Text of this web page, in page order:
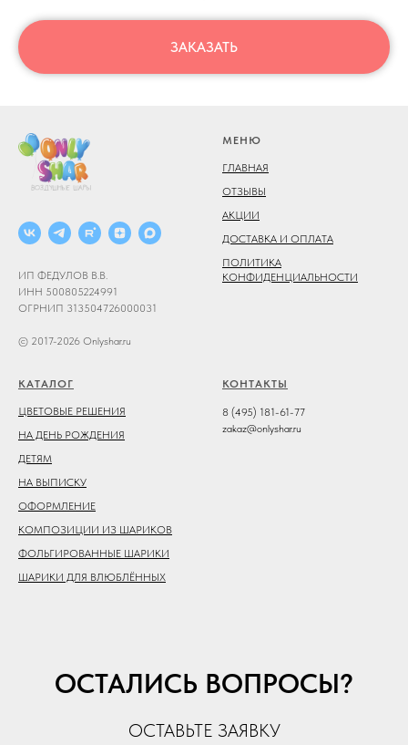
ЗАКАЗАТЬ
ИП ФЕДУЛОВ В.В.
ИНН 500805224991
ОГРНИП 313504726000031
© 2017-2026 Onlyshar.ru
МЕНЮ
ГЛАВНАЯ
ОТЗЫВЫ
АКЦИИ
ДОСТАВКА И ОПЛАТА
ПОЛИТИКА
КОНФИДЕНЦИАЛЬНОСТИ
КАТАЛОГ
ЦВЕТОВЫЕ РЕШЕНИЯ
НА ДЕНЬ РОЖДЕНИЯ
ДЕТЯМ
НА ВЫПИСКУ
ОФОРМЛЕНИЕ
КОМПОЗИЦИИ ИЗ ШАРИКОВ
ФОЛЬГИРОВАННЫЕ ШАРИКИ
ШАРИКИ ДЛЯ ВЛЮБЛЁННЫХ
КОНТАКТЫ
8 (495) 181-61-77
zakaz@onlyshar.ru
ОСТАЛИСЬ ВОПРОСЫ?
ОСТАВЬТЕ ЗАЯВКУ